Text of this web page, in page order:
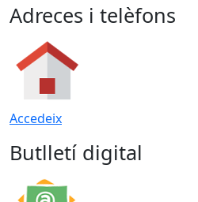
Adreces i telèfons
Accedeix
Butlletí digital